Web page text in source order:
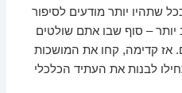
שתהיו יותר מודעים לסיפור
יותר – סוף שבו אתם שולטים
אז קדימה, קחו את המושכות
לבנות את העתיד הכלכלי